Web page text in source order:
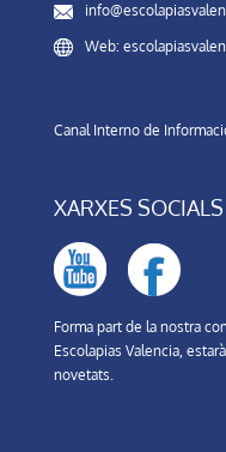
Web:
Canal Interno de
XARXES SOCIALS
Forma part de la nostra
Escolapias Valencia,
novetats.